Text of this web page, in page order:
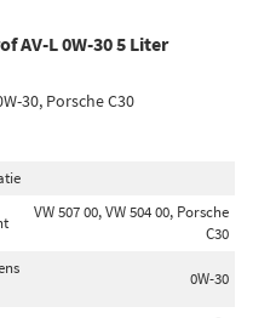
AV-L 0W-30 5 Liter
30, Porsche C30
VW 507 00, VW 504 00, Porsche
C30
0W-30